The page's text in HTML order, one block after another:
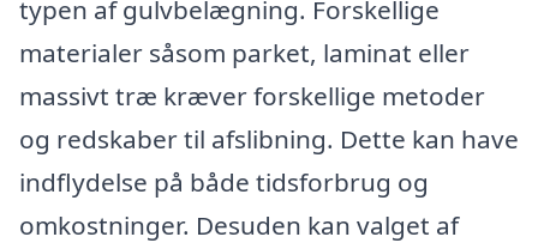
typen af gulvbelægning. Forskellige
materialer såsom parket, laminat eller
massivt træ kræver forskellige metoder
og redskaber til afslibning. Dette kan have
indflydelse på både tidsforbrug og
omkostninger. Desuden kan valget af